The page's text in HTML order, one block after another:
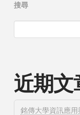
搜尋
近期文
銘傳大學資訊應